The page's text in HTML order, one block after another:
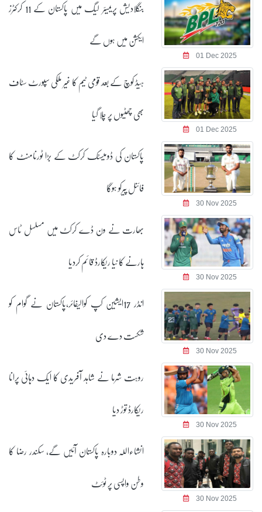
01 Dec 2025
بنگلادیش پریمیئر لیگ میں پاکستان کے 11 کرکٹرز
ایکشن میں ہوں گے
01 Dec 2025
ہیڈ کوچ کے بعد قومی ٹیم کا غیر ملکی سپورٹ سٹاف
بھی چھٹیوں پر چلا گیا
30 Nov 2025
پاکستان کی ڈومیسٹک کرکٹ کے بڑا ٹورنامنٹ کا
فائنل پیرکو ہوگا
30 Nov 2025
بھارت نے ون ڈے کرکٹ میں مسلسل ٹاس
ہارنے کا نیا ریکارڈ قائم کردیا
30 Nov 2025
انڈر 17ایشین کپ کوالیفائر،پاکستان نے گوام کو
شکست دے دی
30 Nov 2025
روہت شرما نے شاہد آفریدی کا ایک دہائی پرانا
ریکارڈ توڑ دیا
30 Nov 2025
انشاءاللہ دوبارہ پاکستان آئیں گے، سکندر رضا کا
وطن واپسی پر ٹوئٹ